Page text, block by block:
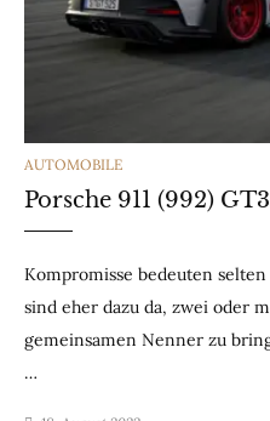
CATEGORIES
AUTOMOBILE
Porsche 911 (992)
Kompromisse bedeuten selten
sind eher dazu da, zwei oder
gemeinsamen Nenner zu
…